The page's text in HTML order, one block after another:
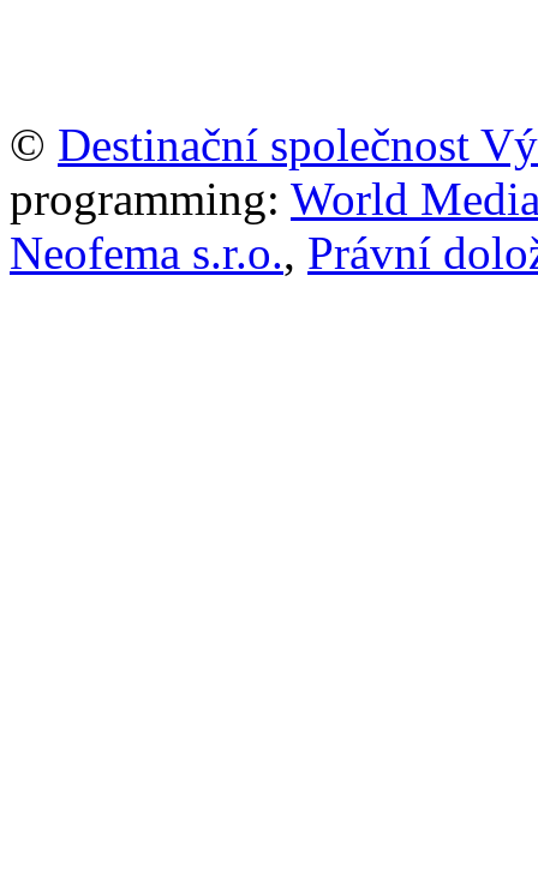
© Destinační společnost
programming: World
Neofema s.r.o., Právní